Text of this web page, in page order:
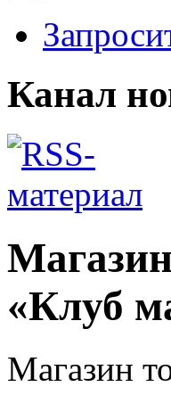
Канал
«Клуб
Магазин